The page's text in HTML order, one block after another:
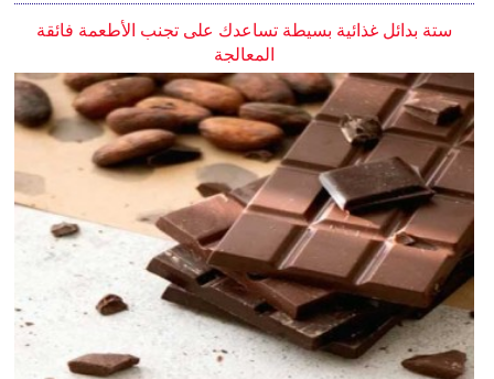
ستة بدائل غذائية بسيطة تساعدك على تجنب الأطعمة فائقة
المعالجة